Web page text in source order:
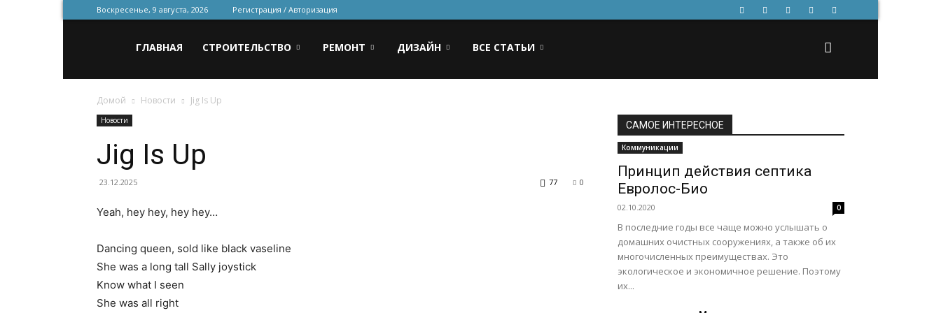
Воскресенье, 9 августа, 2026 Регистрация / Авторизация
для
строительства
и
ремонта
ГЛАВНАЯ СТРОИТЕЛЬСТВО РЕМОНТ ДИЗАЙН ВСЕ СТАТЬИ
Домой Новости Jig Is Up
Новости
Jig Is Up
23.12.2025 0
77
Yeah, hey hey, hey hey…
Dancing queen, sold like black vaseline
She was a long tall Sally joystick
Know what I seen
She was all right
САМОЕ ИНТЕРЕСНОЕ
Коммуникации
Принцип действия септика
Евролос-Био
02.10.2020 0
В последние годы все чаще можно услышать о
домашних очистных сооружениях, а также об их
многочисленных преимуществах. Это
экологическое и экономичное решение. Поэтому
их...